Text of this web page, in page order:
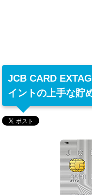
JCB CARD
イントの上手な貯